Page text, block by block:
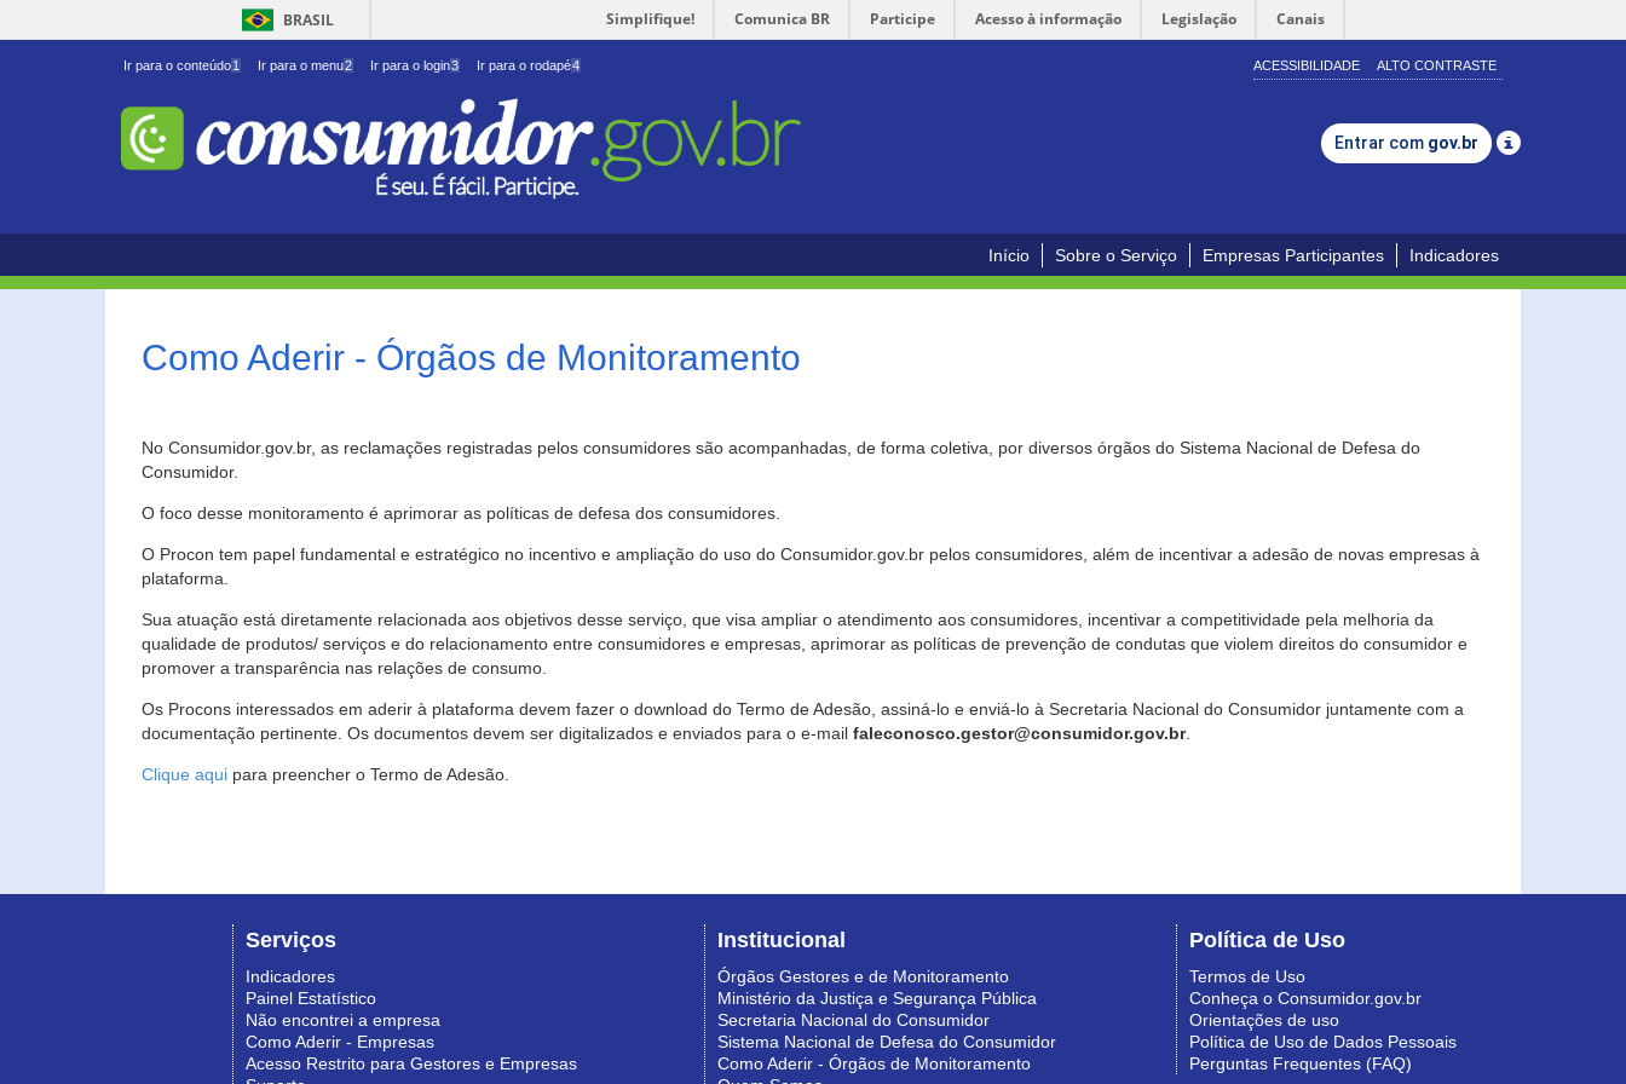
BRASIL Simplifique! Comunica BR Participe Acesso à informação Legislação Canais
Ir para o conteúdo1 Ir para o menu2 Ir para o login3 Ir para o rodapé4 ACESSIBILIDADE ALTO CONTRASTE
Entrar com gov.br
Início Sobre o Serviço Empresas Participantes Indicadores
Como Aderir - Órgãos de Monitoramento
No Consumidor.gov.br, as reclamações registradas pelos consumidores são acompanhadas, de forma coletiva, por diversos órgãos do Sistema Nacional de Defesa do
Consumidor.
O foco desse monitoramento é aprimorar as políticas de defesa dos consumidores.
O Procon tem papel fundamental e estratégico no incentivo e ampliação do uso do Consumidor.gov.br pelos consumidores, além de incentivar a adesão de novas empresas à
plataforma.
Sua atuação está diretamente relacionada aos objetivos desse serviço, que visa ampliar o atendimento aos consumidores, incentivar a competitividade pela melhoria da
qualidade de produtos/ serviços e do relacionamento entre consumidores e empresas, aprimorar as políticas de prevenção de condutas que violem direitos do consumidor e
promover a transparência nas relações de consumo.
Os Procons interessados em aderir à plataforma devem fazer o download do Termo de Adesão, assiná-lo e enviá-lo à Secretaria Nacional do Consumidor juntamente com a
documentação pertinente. Os documentos devem ser digitalizados e enviados para o e-mail faleconosco.gestor@consumidor.gov.br.
Clique aqui para preencher o Termo de Adesão.
Serviços
Indicadores
Painel Estatístico
Não encontrei a empresa
Como Aderir - Empresas
Acesso Restrito para Gestores e Empresas
Institucional
Órgãos Gestores e de Monitoramento
Ministério da Justiça e Segurança Pública
Secretaria Nacional do Consumidor
Sistema Nacional de Defesa do Consumidor
Como Aderir - Órgãos de Monitoramento
Política de Uso
Termos de Uso
Conheça o Consumidor.gov.br
Orientações de uso
Política de Uso de Dados Pessoais
Perguntas Frequentes (FAQ)